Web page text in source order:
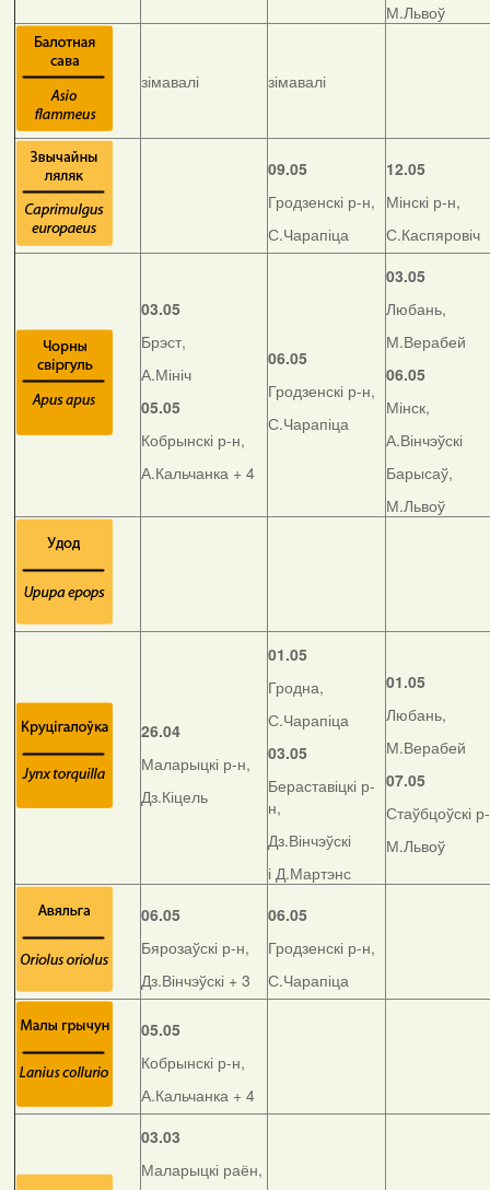
М.Львоў
зімавалі зімавалі
09.05
Гродзенскі р-н,
С.Чарапіца
12.05
Мінскі р-н,
С.Каспяровіч
03.05
Брэст,
А.Мініч
05.05
Кобрынскі р-н,
А.Кальчанка + 4
06.05
Гродзенскі р-н,
С.Чарапіца
03.05
Любань,
М.Верабей
06.05
Мінск,
А.Вінчэўскі
Барысаў,
М.Львоў
26.04
Маларыцкі р-н,
Дз.Кіцель
01.05
Гродна,
С.Чарапіца
03.05
Бераставіцкі р-
н,
Дз.Вінчэўскі
і Д.Мартэнс
01.05
Любань,
М.Верабей
07.05
Стаўбцоўскі
М.Львоў
06.05
Бярозаўскі р-н,
Дз.Вінчэўскі + 3
06.05
Гродзенскі р-н,
С.Чарапіца
05.05
Кобрынскі р-н,
А.Кальчанка + 4
03.03
Маларыцкі раён,